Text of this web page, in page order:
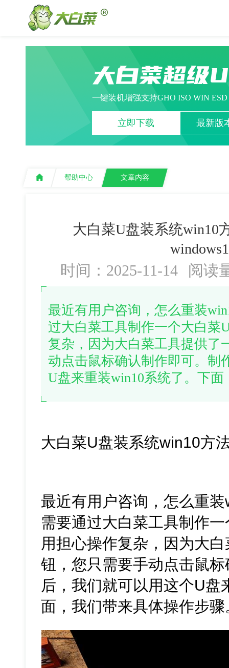
大白菜超级
一键装机增强支持GHO ISO WIN
立即下载 最新版
帮助中心 文章内容
大白菜U盘装系统win10
时间：2025-11-14 阅读
最近有用户咨询，怎么重装
过大白菜工具制作一个大白菜
复杂，因为大白菜工具提供了
动点击鼠标确认制作即可。制
U盘来重装win10系统了。下
大白菜U盘装系统win10方
最近有用户咨询，怎么重
需要通过大白菜工具制作
用担心操作复杂，因为大
钮，您只需要手动点击鼠
后，我们就可以用这个U
面，我们带来具体操作步骤